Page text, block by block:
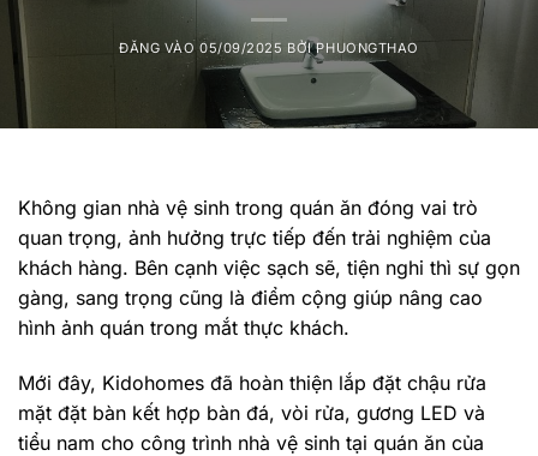
ĐĂNG VÀO 05/09/2025 BỞIPHUONGTHAO
Không gian nhà vệ sinh trong quán ăn đóng vai trò
quan trọng, ảnh hưởng trực tiếp đến trải nghiệm của
khách hàng. Bên cạnh việc sạch sẽ, tiện nghi thì sự gọn
gàng, sang trọng cũng là điểm cộng giúp nâng cao
hình ảnh quán trong mắt thực khách.
Mới đây, Kidohomes đã hoàn thiện lắp đặt chậu rửa
mặt đặt bàn kết hợp bàn đá, vòi rửa, gương LED và
tiểu nam cho công trình nhà vệ sinh tại quán ăn của